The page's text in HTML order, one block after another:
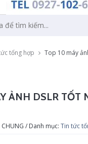
tổng hợp Top 10 máy
ẢNH DSLR TỐT
/ Danh mục: Tin tức